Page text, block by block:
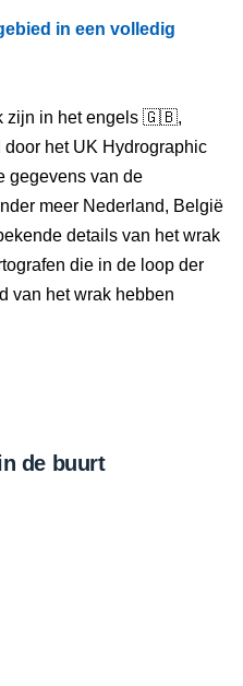
in een volledig
zijn in het engels 🇬🇧,
het UK Hydrographic
gegevens van de
meer Nederland, België
details van het wrak
die in de loop der
van het wrak hebben
de buurt